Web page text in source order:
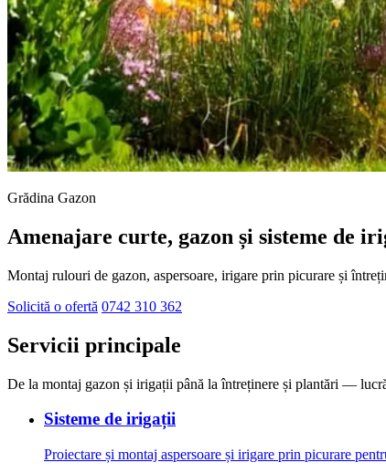
Grădina Gazon
Amenajare curte, gazon și sisteme de
Montaj rulouri de gazon, aspersoare, irigare prin picurare și
Solicită o ofertă 0742 310 362
Servicii principale
De la montaj gazon și irigații până la întreținere și plantări —
Sisteme de irigații
Proiectare și montaj aspersoare și irigare prin picurare